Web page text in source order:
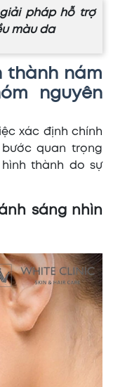
pháp hỗ trợ
màu da
thành nám
nguyên
xác định chính
quan trọng
thành do sự
sáng nhìn